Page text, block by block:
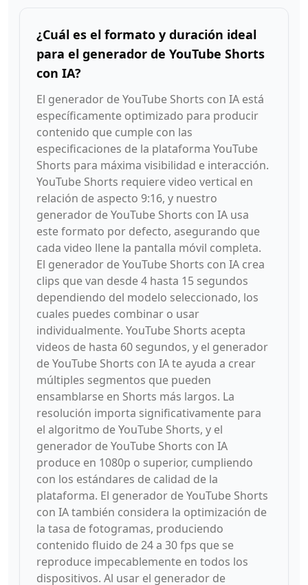
¿Cuál es el formato y duración ideal
para el generador de YouTube Shorts
con IA?
El generador de YouTube Shorts con IA está
específicamente optimizado para producir
contenido que cumple con las
especificaciones de la plataforma YouTube
Shorts para máxima visibilidad e interacción.
YouTube Shorts requiere video vertical en
relación de aspecto 9:16, y nuestro
generador de YouTube Shorts con IA usa
este formato por defecto, asegurando que
cada video llene la pantalla móvil completa.
El generador de YouTube Shorts con IA crea
clips que van desde 4 hasta 15 segundos
dependiendo del modelo seleccionado, los
cuales puedes combinar o usar
individualmente. YouTube Shorts acepta
videos de hasta 60 segundos, y el generador
de YouTube Shorts con IA te ayuda a crear
múltiples segmentos que pueden
ensamblarse en Shorts más largos. La
resolución importa significativamente para
el algoritmo de YouTube Shorts, y el
generador de YouTube Shorts con IA
produce en 1080p o superior, cumpliendo
con los estándares de calidad de la
plataforma. El generador de YouTube Shorts
con IA también considera la optimización de
la tasa de fotogramas, produciendo
contenido fluido de 24 a 30 fps que se
reproduce impecablemente en todos los
dispositivos. Al usar el generador de